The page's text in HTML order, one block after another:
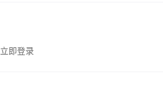
立即登录